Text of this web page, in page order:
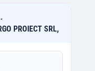
PROIECT SRL,